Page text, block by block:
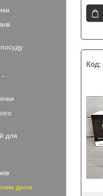
-
для
дном